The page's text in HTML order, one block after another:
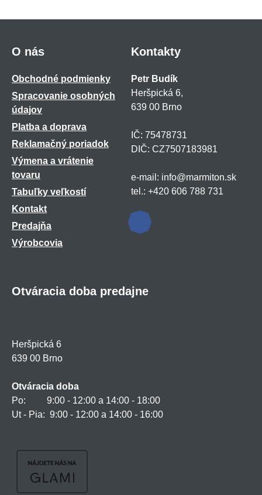
O nás
Obchodné podmienky
Spracovanie osobných
údajov
Platba a doprava
Reklamačný poriadok
Výmena a vrátenie
tovaru
Tabuľky veľkostí
Kontakt
Predajňa
Výrobcovia
Kontakty
Petr Budík
Heršpická 6,
639 00 Brno
IČ: 75478731
DIČ: CZ7507183981
e-mail: info@marmiton.sk
tel.: +420 606 788 731
Otváracia doba predajne
Heršpická 6
639 00 Brno
Otváracia doba
Po: 9:00 - 12:00 a 14:00 - 18:00
Ut - Pia: 9:00 - 12:00 a 14:00 - 16:00